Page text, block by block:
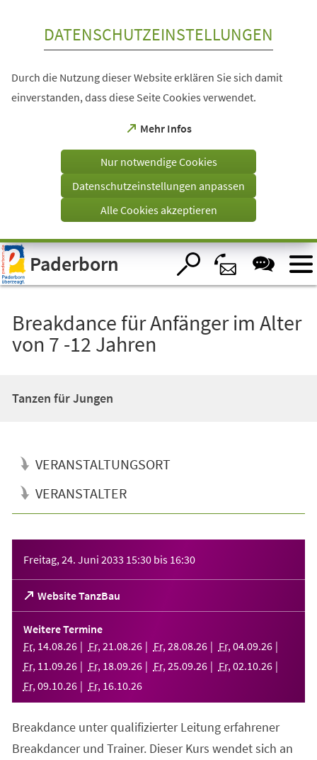
Visuelle
Assistenzsoftware
öffnen.
DATENSCHUTZEINSTELLUNGEN
Durch die Nutzung dieser Website erklären Sie sich damit
einverstanden, dass diese Seite Cookies verwendet.
Mehr Infos
(Öffnet
einem
Tab)
Nur notwendige Cookies
Datenschutzeinstellungen anpassen
Alle Cookies akzeptieren
Paderborn
Breakdance für Anfänger im Alter
von 7 -12 Jahren
Tanzen für Jungen
VERANSTALTUNGSORT
VERANSTALTER
Freitag, 24. Juni 2033 15:30 bis 16:30
Website TanzBau
(Öffnet
in
einem
neuen
Tab)
Weitere Termine
Fr, 14.08.26 Fr, 21 .08.26 Fr, 28.08.26 Fr, 04.09.26
Fr, 11 .09.26 Fr, 18.09.26 Fr, 25.09.26 Fr, 02.10.26
Fr, 09.10.26 Fr, 16.10.26
Breakdance unter qualifizierter Leitung erfahrener
Breakdancer und Trainer. Dieser Kurs wendet sich an